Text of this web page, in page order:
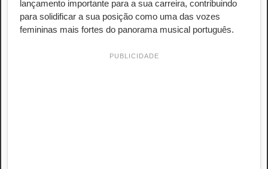
lançamento importante para a sua carreira, contribuindo
para solidificar a sua posição como uma das vozes
femininas mais fortes do panorama musical português.
PUBLICIDADE